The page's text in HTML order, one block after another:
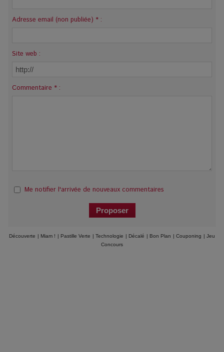
Adresse email (non publiée) * :
Site web :
Commentaire * :
Me notifier l'arrivée de nouveaux commentaires
Découverte | Miam ! | Pastille Verte | Technologie | Décalé | Bon Plan | Couponing | Jeu
Concours